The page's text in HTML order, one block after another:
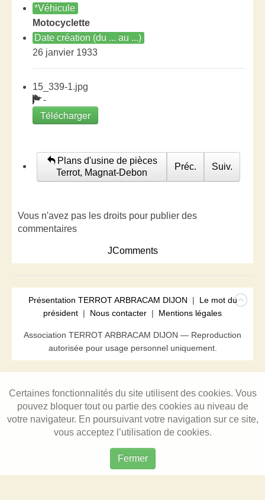
*Véhicule
Motocyclette
Date création (du ... au ...)
26 janvier 1933
15_339-1.jpg
-
Télécharger
Plans d'usine de pièces
Terrot, Magnat-Debon
Préc. Suiv.
Vous n'avez pas les droits pour publier des
commentaires
JComments
Présentation TERROT ARBRACAM DIJON | Le mot du
président | Nous contacter | Mentions légales
Association TERROT ARBRACAM DIJON — Reproduction
autorisée pour usage personnel uniquement.
Certaines fonctionnalités du site utilisent des cookies. Vous
pouvez bloquer tout ou partie des cookies au niveau de
votre navigateur. En poursuivant votre navigation sur ce site,
vous acceptez l’utilisation de cookies.
Fermer